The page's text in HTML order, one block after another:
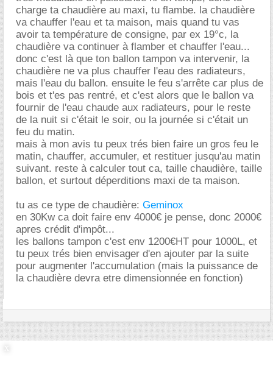
charge ta chaudière au maxi, tu flambe. la chaudière
va chauffer l'eau et ta maison, mais quand tu vas
avoir ta température de consigne, par ex 19°c, la
chaudière va continuer à flamber et chauffer l'eau...
donc c'est là que ton ballon tampon va intervenir, la
chaudière ne va plus chauffer l'eau des radiateurs,
mais l'eau du ballon. ensuite le feu s'arrête car plus de
bois et t'es pas rentré, et c'est alors que le ballon va
fournir de l'eau chaude aux radiateurs, pour le reste
de la nuit si c'était le soir, ou la journée si c'était un
feu du matin.
mais à mon avis tu peux trés bien faire un gros feu le
matin, chauffer, accumuler, et restituer jusqu'au matin
suivant. reste à calculer tout ca, taille chaudière, taille
ballon, et surtout déperditions maxi de ta maison.
tu as ce type de chaudière: Geminox
en 30Kw ca doit faire env 4000€ je pense, donc 2000
apres crédit d'impôt...
les ballons tampon c'est env 1200€HT pour 1000L, et
tu peux trés bien envisager d'en ajouter par la suite
pour augmenter l'accumulation (mais la puissance de
la chaudière devra etre dimensionnée en fonction)